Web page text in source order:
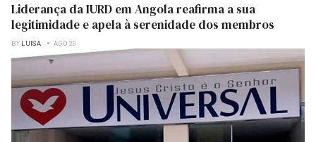
Liderança da IURD em Angola reafirma a sua
legitimidade e apela à serenidade dos membros
BY LUISA AGO 29